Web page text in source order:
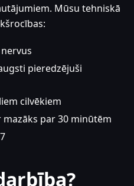
Mūsu tehniskā
pieredzējuši
cilvēkiem
par 30 minūtēm